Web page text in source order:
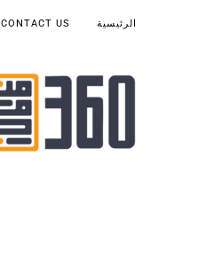
الرئيسية CONTACT US